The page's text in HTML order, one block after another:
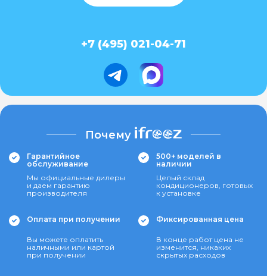
+7 (495) 021-04-71
Почему
Гарантийное
обслуживание
Мы официальные дилеры
и даем гарантию
производителя
500+ моделей в
наличии
Целый склад
кондиционеров, готовых
к установке
Оплата при получении
Вы можете оплатить
наличными или картой
при получении
Фиксированная цена
В конце работ цена не
изменится, никаких
скрытых расходов